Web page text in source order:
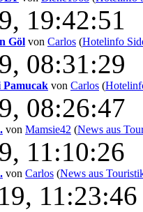
19:42:51
Göl von Carlos (Hotelinfo
08:31:29
Pamucak von Carlos (
08:26:47
von Mamsie42 (News aus
11:10:26
von Carlos (News aus
11:23:46